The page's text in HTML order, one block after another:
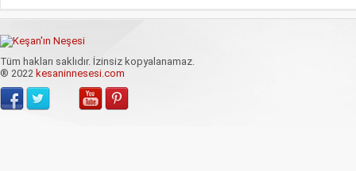
Tüm hakları saklıdır. İzinsiz kopyalanamaz.
® 2022 kesaninnesesi.com